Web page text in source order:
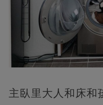
主臥里大人和床和